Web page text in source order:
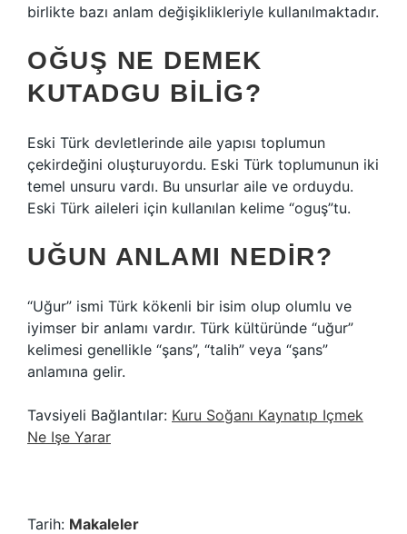
birlikte bazı anlam değişiklikleriyle kullanılmaktadır.
OĞUŞ NE DEMEK
KUTADGU BILIG?
Eski Türk devletlerinde aile yapısı toplumun
çekirdeğini oluşturuyordu. Eski Türk toplumunun iki
temel unsuru vardı. Bu unsurlar aile ve orduydu.
Eski Türk aileleri için kullanılan kelime “oguş”tu.
UĞUN ANLAMI NEDIR?
“Uğur” ismi Türk kökenli bir isim olup olumlu ve
iyimser bir anlamı vardır. Türk kültüründe “uğur”
kelimesi genellikle “şans”, “talih” veya “şans”
anlamına gelir.
Tavsiyeli Bağlantılar: Kuru Soğanı Kaynatıp Içmek
Ne Işe Yarar
Tarih: Makaleler